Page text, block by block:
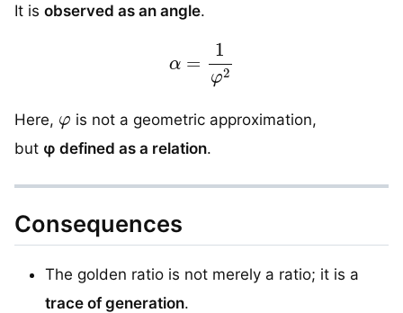
It is observed as an angle.
φ2
Here,
is not a geometric approximation,
but φ defined as a relation.
Consequences
The golden ratio is not merely a ratio; it is a
trace of generation.